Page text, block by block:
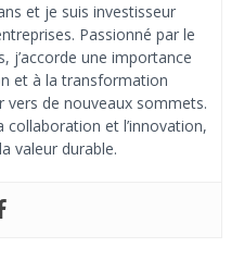
et je suis investisseur
Passionné par le
j’accorde une importance
et à la transformation
vers de nouveaux sommets.
et l’innovation,
valeur durable.